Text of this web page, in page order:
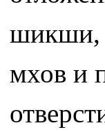
шикши,
мхов и